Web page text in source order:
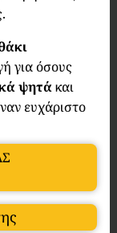
για όσους
ψητάκαι
ευχάριστο